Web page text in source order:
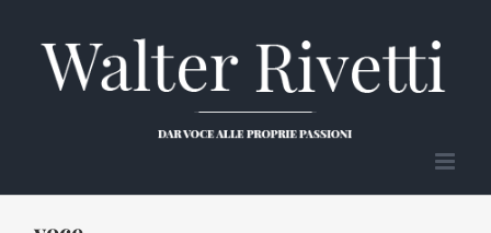
contenuto